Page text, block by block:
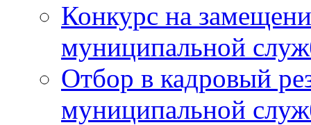
Конкурс на
муниципальной
Отбор в кадровый
муниципальной